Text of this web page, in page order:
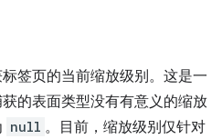
签页的当前缩放级别。这是一
的表面类型没有有意义的缩放
null 。目前，缩放级别仅针对